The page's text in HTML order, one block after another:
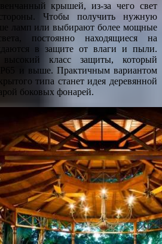
крышей, из-за чего свет
Чтобы получить нужную
ламп или выбирают более мощные
постоянно находящиеся на
в защите от влаги и пыли.
класс защиты, который
и выше. Практичным вариантом
типа станет идея деревянной
боковых фонарей.